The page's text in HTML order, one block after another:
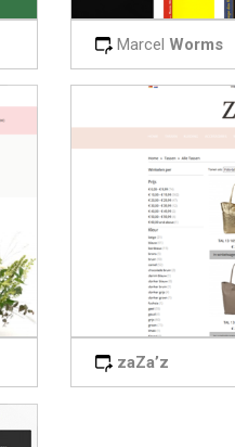
Marcel Worms
zaZa’z